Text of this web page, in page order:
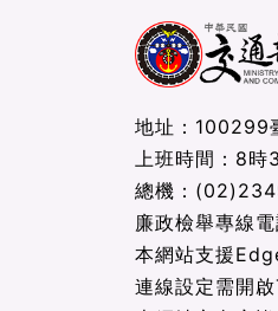
地址：100299
上班時間：8時
總機：
廉政檢舉專線
本網站支援
連線設定需開